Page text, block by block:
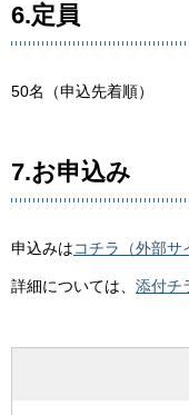
6.定員
50名（申込先着順）
7.お申込み
申込みはコチラ（外部サ
詳細については、 添付チ